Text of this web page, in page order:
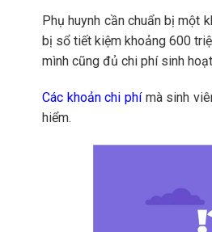
Phụ huynh cần chuẩn bị một
bị sổ tiết kiệm khoảng 600
mình cũng đủ chi phí sinh
Các khoản chi phímà sinh
hiểm.